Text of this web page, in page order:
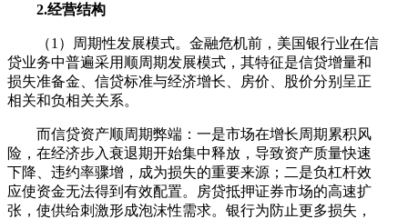
2.经营结构
（1）周期性发展模式。金融危机前，美国银行业在信
贷业务中普遍采用顺周期发展模式，其特征是信贷增量和
损失准备金、信贷标准与经济增长、房价、股价分别呈正
相关和负相关关系。
而信贷资产顺周期弊端：一是市场在增长周期累积风
险，在经济步入衰退期开始集中释放，导致资产质量快速
下降、违约率骤增，成为损失的重要来源；二是负杠杆效
应使资金无法得到有效配置。房贷抵押证券市场的高速扩
张，使供给刺激形成泡沫性需求。银行为防止更多损失，